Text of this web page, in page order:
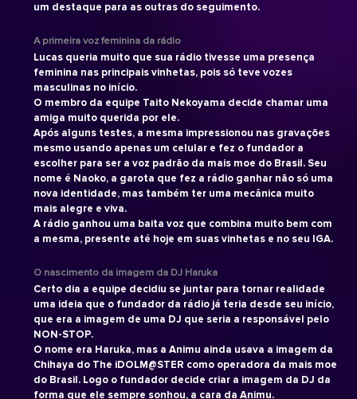
um destaque para as outras do seguimento.
A primeira voz feminina da rádio
Lucas queria muito que sua rádio tivesse uma presença
feminina nas principais vinhetas, pois só teve vozes
masculinas no início.
O membro da equipe Taito Nekoyama decide chamar uma
amiga muito querida por ele.
Após alguns testes, a mesma impressionou nas gravações
mesmo usando apenas um celular e fez o fundador a
escolher para ser a voz padrão da mais moe do Brasil. Seu
nome é Naoko, a garota que fez a rádio ganhar não só uma
nova identidade, mas também ter uma mecânica muito
mais alegre e viva.
A rádio ganhou uma baita voz que combina muito bem com
a mesma, presente até hoje em suas vinhetas e no seu IGA.
O nascimento da imagem da DJ Haruka
Certo dia a equipe decidiu se juntar para tornar realidade
uma ideia que o fundador da rádio já teria desde seu início,
que era a imagem de uma DJ que seria a responsável pelo
NON-STOP.
O nome era Haruka, mas a Animu ainda usava a imagem da
Chihaya do The iDOLM@STER como operadora da mais moe
do Brasil. Logo o fundador decide criar a imagem da DJ da
forma que ele sempre sonhou, a cara da Animu.